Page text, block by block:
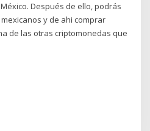
Después de ello, podrás
y de ahi comprar
de las otras criptomonedas que